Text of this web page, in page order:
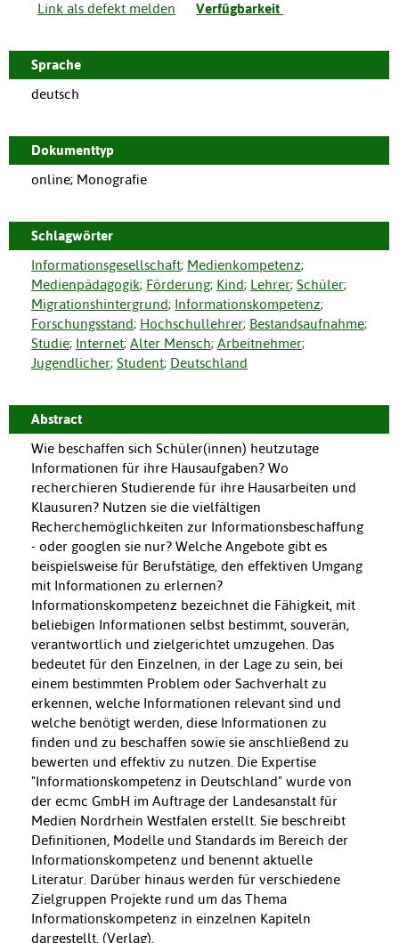
Link als defekt melden Verfügbarkeit
Sprache
deutsch
Dokumenttyp
online; Monografie
Schlagwörter
Informationsgesellschaft; Medienkompetenz;
Medienpädagogik; Förderung; Kind; Lehrer; Schüler;
Migrationshintergrund; Informationskompetenz;
Forschungsstand; Hochschullehrer; Bestandsaufnahme;
Studie; Internet; Alter Mensch; Arbeitnehmer;
Jugendlicher; Student; Deutschland
Abstract
Wie beschaffen sich Schüler(innen) heutzutage
Informationen für ihre Hausaufgaben? Wo
recherchieren Studierende für ihre Hausarbeiten und
Klausuren? Nutzen sie die vielfältigen
Recherchemöglichkeiten zur Informationsbeschaffung
- oder googlen sie nur? Welche Angebote gibt es
beispielsweise für Berufstätige, den effektiven Umgang
mit Informationen zu erlernen?
Informationskompetenz bezeichnet die Fähigkeit, mit
beliebigen Informationen selbst bestimmt, souverän,
verantwortlich und zielgerichtet umzugehen. Das
bedeutet für den Einzelnen, in der Lage zu sein, bei
einem bestimmten Problem oder Sachverhalt zu
erkennen, welche Informationen relevant sind und
welche benötigt werden, diese Informationen zu
finden und zu beschaffen sowie sie anschließend zu
bewerten und effektiv zu nutzen. Die Expertise
"Informationskompetenz in Deutschland" wurde von
der ecmc GmbH im Auftrage der Landesanstalt für
Medien Nordrhein Westfalen erstellt. Sie beschreibt
Definitionen, Modelle und Standards im Bereich der
Informationskompetenz und benennt aktuelle
Literatur. Darüber hinaus werden für verschiedene
Zielgruppen Projekte rund um das Thema
Informationskompetenz in einzelnen Kapiteln
dargestellt. (Verlag).